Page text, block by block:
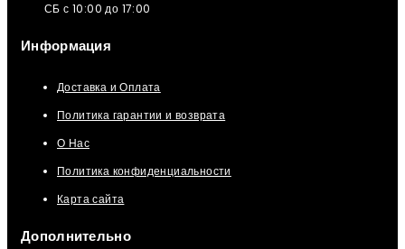
СБ с 10:00 до 17:00
Информация
Доставка и Оплата
Политика гарантии и возврата
О Нас
Политика конфиденциальности
Карта сайта
Дополнительно